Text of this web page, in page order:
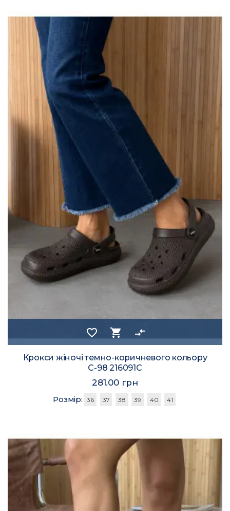
favorite_border shopping_cart compare_arrows
Крокси жіночі темно-коричневого кольору
С-98 216091C
281.00 грн
Розмір: 36 37 38 39 40 41